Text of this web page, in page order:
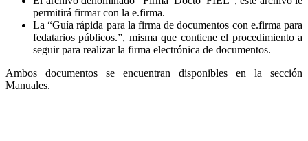
permitirá firmar con la e.firma.
La “Guía rápida para la firma de documentos con e.firma para
fedatarios públicos.”, misma que contiene el procedimiento a
seguir para realizar la firma electrónica de documentos.
Ambos documentos se encuentran disponibles en la sección
Manuales.